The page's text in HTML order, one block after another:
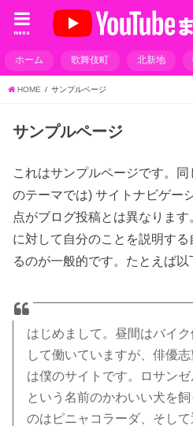
menu
ホーム 歌舞伎町 北新地
HOME サンプルページ
サンプルページ
これはサンプルページです。同
のテーマでは) サイトナビゲー
点がブログ投稿とは異なりま
に対して自分のことを説明す
るのが一般的です。たとえば以
はじめまして。昼間はバイ
して働いていますが、俳優
は僕のサイトです。ロサン
という名前のかわいい犬を
のはピニャコラーダ、そして